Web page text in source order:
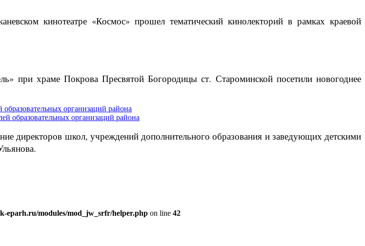
кинотеатре «Космос» прошел тематический кинолекторий в рамках краевой
при храме Покрова Пресвятой Богородицы ст. Староминской посетили новогоднее
организаций района
директоров школ, учреждений дополнительного образования и заведующих детскими
eparh.ru/modules/mod_jw_srfr/helper.php on line 42